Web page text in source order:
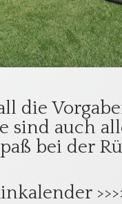
die
sind auch
bei der